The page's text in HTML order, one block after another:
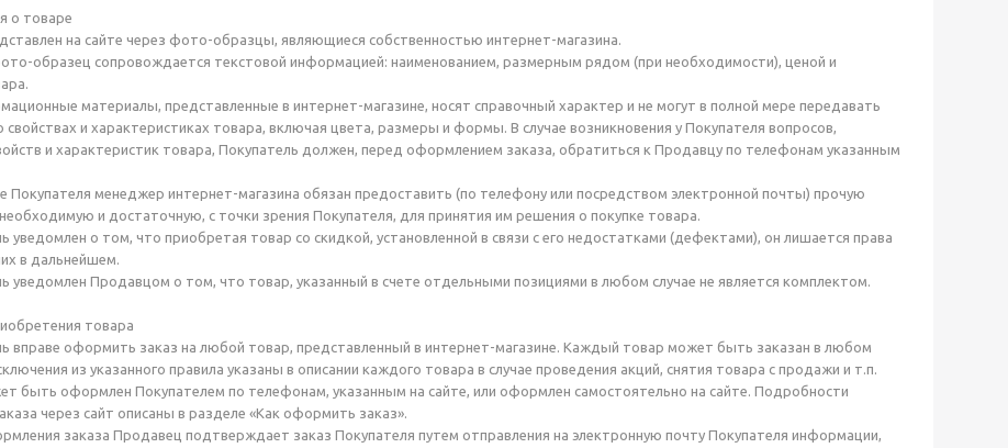
о товаре
на сайте через фото-образцы, являющиеся собственностью интернет-магазина.
образец сопровождается текстовой информацией: наименованием, размерным рядом (при необходимости), ценой и
материалы, представленные в интернет-магазине, носят справочный характер и не могут в полной мере передавать
и характеристиках товара, включая цвета, размеры и формы. В случае возникновения у Покупателя вопросов,
и характеристик товара, Покупатель должен, перед оформлением заказа, обратиться к Продавцу по телефонам указанным
Покупателя менеджер интернет-магазина обязан предоставить (по телефону или посредством электронной почты) прочую
и достаточную, с точки зрения Покупателя, для принятия им решения о покупке товара.
уведомлен о том, что приобретая товар со скидкой, установленной в связи с его недостатками (дефектами), он лишается права
в дальнейшем.
уведомлен Продавцом о том, что товар, указанный в счете отдельными позициями в любом случае не является комплектом.
товара
вправе оформить заказ на любой товар, представленный в интернет-магазине. Каждый товар может быть заказан в любом
из указанного правила указаны в описании каждого товара в случае проведения акций, снятия товара с продажи и т.п.
быть оформлен Покупателем по телефонам, указанным на сайте, или оформлен самостоятельно на сайте. Подробности
через сайт описаны в разделе «Как оформить заказ».
заказа Продавец подтверждает заказ Покупателя путем отправления на электронную почту Покупателя информации,